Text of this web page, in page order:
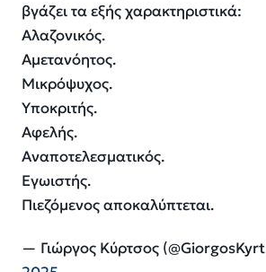
βγάζει τα εξής χαρακτηριστικά:
Αλαζονικός.
Αμετανόητος.
Μικρόψυχος.
Υποκριτής.
Αφελής.
Αναποτελεσματικός.
Εγωιστής.
Πιεζόμενος αποκαλύπτεται.
— Γιώργος Κύρτσος